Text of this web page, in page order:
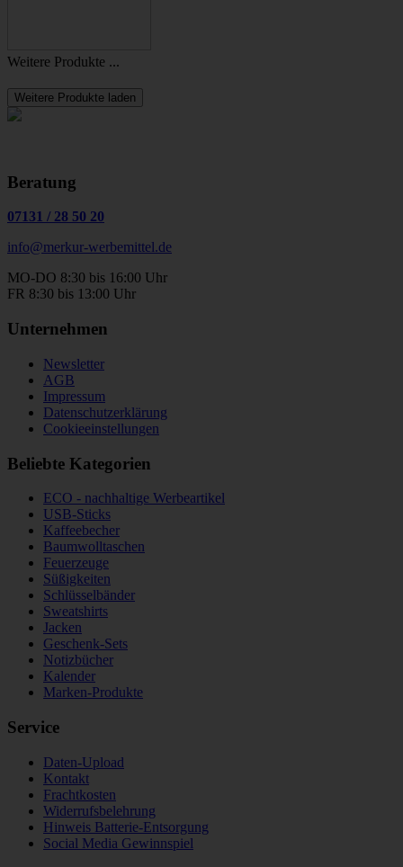
Weitere Produkte ...
Weitere Produkte laden
Beratung
07131 / 28 50 20
info@merkur-werbemittel.de
MO-DO 8:30 bis 16:00 Uhr
FR 8:30 bis 13:00 Uhr
Unternehmen
Newsletter
AGB
Impressum
Datenschutzerklärung
Cookieeinstellungen
Beliebte Kategorien
ECO - nachhaltige Werbeartikel
USB-Sticks
Kaffeebecher
Baumwolltaschen
Feuerzeuge
Süßigkeiten
Schlüsselbänder
Sweatshirts
Jacken
Geschenk-Sets
Notizbücher
Kalender
Marken-Produkte
Service
Daten-Upload
Kontakt
Frachtkosten
Widerrufsbelehrung
Hinweis Batterie-Entsorgung
Social Media Gewinnspiel